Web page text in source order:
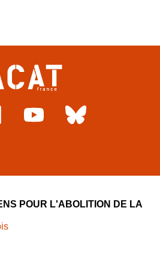
POUR L'ABOLITION DE LA